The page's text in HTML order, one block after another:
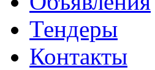
Тендеры
Контакты